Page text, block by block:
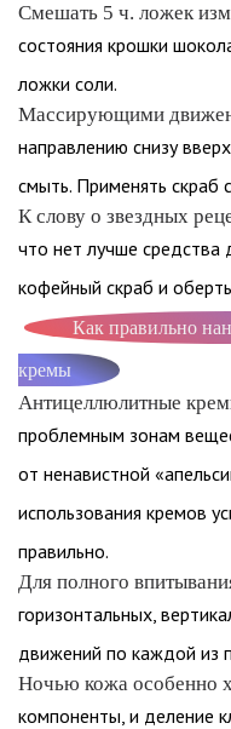
Смешать 5 ч. ложек
состояния крошки
ложки соли.
Массирующими
направлению снизу
смыть. Применять скраб
К слову о звездных
что нет лучше
кофейный скраб и
Как правильно
кремы
Антицеллюлитные
проблемным зонам
от ненавистной
использования кремов
правильно.
Для полного
горизонтальных,
движений по каждой из
Ночью кожа особенно
компоненты, и деление